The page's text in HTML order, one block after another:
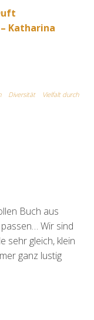
Katharina
Diversität
Vielfalt durch
Buch aus
Wir sind
sehr gleich, klein
ganz lustig